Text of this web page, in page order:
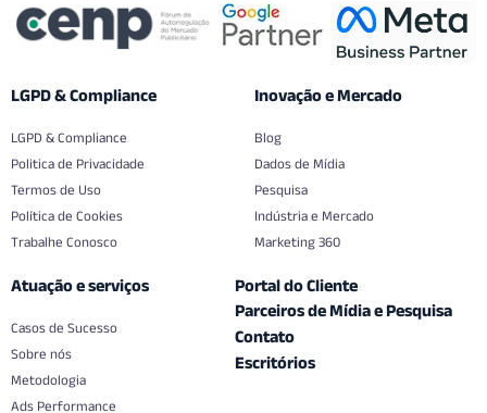
LGPD & Compliance
LGPD & Compliance
Politica de Privacidade
Termos de Uso
Política de Cookies
Trabalhe Conosco
Inovação e Mercado
Blog
Dados de Mídia
Pesquisa
Indústria e Mercado
Marketing 360
Atuação e serviços
Casos de Sucesso
Sobre nós
Metodologia
Ads Performance
Portal do Cliente
Parceiros de Mídia e Pesquisa
Contato
Escritórios